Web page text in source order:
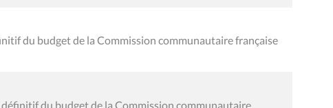
du budget de la Commission communautaire française
du budget de la Commission communautaire